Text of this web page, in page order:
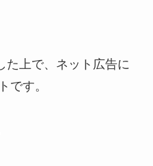
た上で、ネット広告に
です。